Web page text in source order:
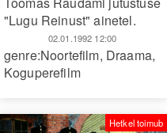
"Lugu Reinust" ainetel.
02.01.1992 12:00
genre:Noortefilm, Draama,
Koguperefilm
Hetkel toimub